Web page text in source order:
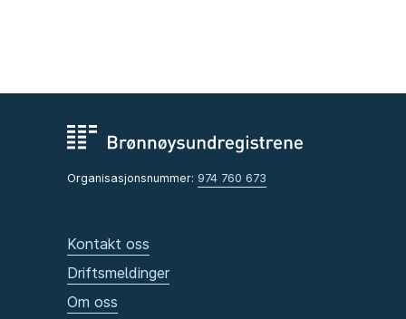
Organisasjonsnummer: 974 760 673
Kontakt oss
Driftsmeldinger
Om oss